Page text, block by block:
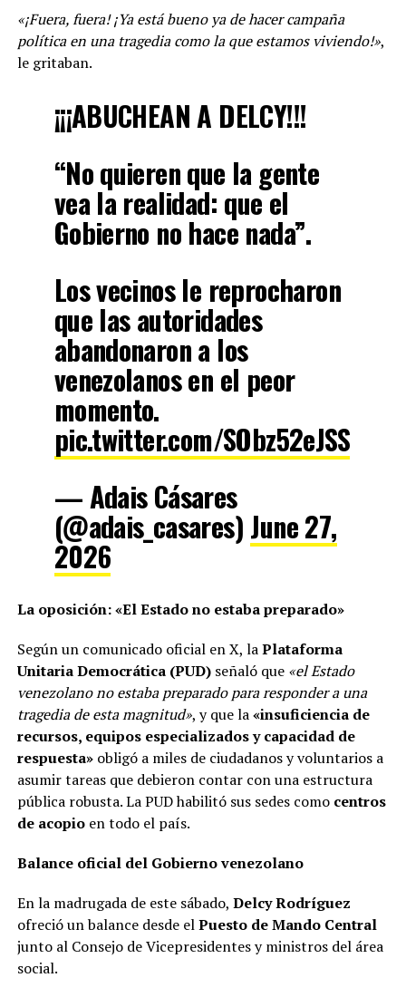
«¡Fuera, fuera! ¡Ya está bueno ya de hacer campaña
política en una tragedia como la que estamos viviendo!»,
le gritaban.
¡¡¡ABUCHEAN A DELCY!!!
“No quieren que la gente
vea la realidad: que el
Gobierno no hace nada”.
Los vecinos le reprocharon
que las autoridades
abandonaron a los
venezolanos en el peor
momento.
pic.twitter.com/SObz52eJSS
— Adais Cásares
(@adais_casares) June 27,
2026
La oposición: «El Estado no estaba preparado»
Según un comunicado oficial en X, laPlataforma
Unitaria Democrática (PUD)señaló que «el Estado
venezolano no estaba preparado para responder a una
tragedia de esta magnitud», y que la«insuficiencia de
recursos, equipos especializados y capacidad de
respuesta»obligó a miles de ciudadanos y voluntarios a
asumir tareas que debieron contar con una estructura
pública robusta. La PUD habilitó sus sedes como centros
de acopioen todo el país.
Balance oficial del Gobierno venezolano
En la madrugada de este sábado, Delcy Rodríguez
ofreció un balance desde elPuesto de Mando Central
junto al Consejo de Vicepresidentes y ministros del área
social.